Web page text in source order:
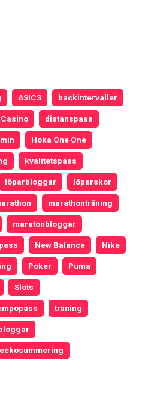
ASICS backintervaller
Casino distanspass
Hoka One One
kvalitetspass
löparbloggar löparskor
marathonträning
maratonbloggar
New Balance Nike
Poker Puma
Slots
träning